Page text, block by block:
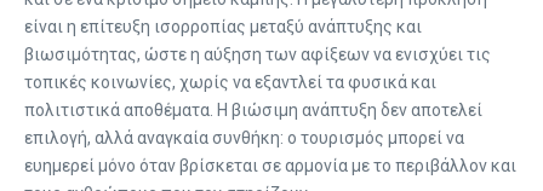
είναι η επίτευξη ισορροπίας μεταξύ ανάπτυξης και
βιωσιμότητας, ώστε η αύξηση των αφίξεων να ενισχύει τις
τοπικές κοινωνίες, χωρίς να εξαντλεί τα φυσικά και
πολιτιστικά αποθέματα. Η βιώσιμη ανάπτυξη δεν αποτελεί
επιλογή, αλλά αναγκαία συνθήκη: ο τουρισμός μπορεί να
ευημερεί μόνο όταν βρίσκεται σε αρμονία με το περιβάλλον και